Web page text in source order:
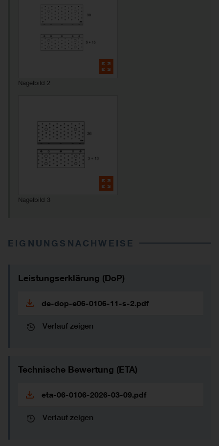
Nagelbild 2
Nagelbild 3
EIGNUNGSNACHWEISE
Leistungserklärung (DoP)
de-dop-e06-0106-11-s-2.pdf
Verlauf zeigen
Technische Bewertung (ETA)
eta-06-0106-2026-03-09.pdf
Verlauf zeigen